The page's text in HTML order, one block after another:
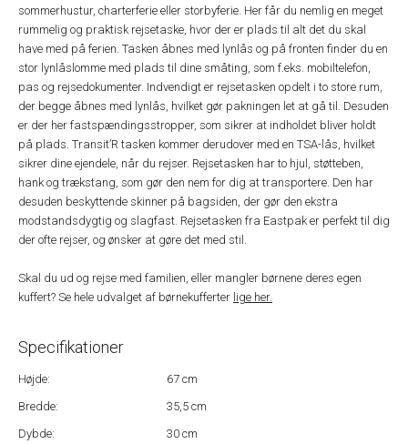
sommerhustur, charterferie eller storbyferie. Her får du nemlig en meget
rummelig og praktisk rejsetaske, hvor der er plads til alt det du skal
have med på ferien. Tasken åbnes med lynlås og på fronten finder du en
stor lynlåslomme med plads til dine småting, som f.eks. mobiltelefon,
pas og rejsedokumenter. Indvendigt er rejsetasken opdelt i to store rum,
der begge åbnes med lynlås, hvilket gør pakningen let at gå til. Desuden
er der her fastspændingsstropper, som sikrer at indholdet bliver holdt
på plads. Transit’R tasken kommer derudover med en TSA-lås, hvilket
sikrer dine ejendele, når du rejser. Rejsetasken har to hjul, støtteben,
hank og trækstang, som gør den nem for dig at transportere. Den har
desuden beskyttende skinner på bagsiden, der gør den ekstra
modstandsdygtig og slagfast. Rejsetasken fra Eastpak er perfekt til dig
der ofte rejser, og ønsker at gøre det med stil.
Skal du ud og rejse med familien, eller mangler børnene deres egen
kuffert? Se hele udvalget af børnekufferter lige her.
Specifikationer
Højde:
67 cm
Bredde:
35,5 cm
Dybde:
30 cm